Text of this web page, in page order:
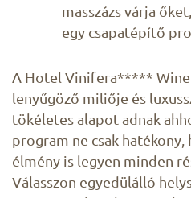
masszázs várja
egy csapatépítő
A Hotel Vinifera***** Wine
lenyűgöző miliője és
tökéletes alapot adnak
program ne csak
élmény is legyen minden
Válasszon egyedülálló